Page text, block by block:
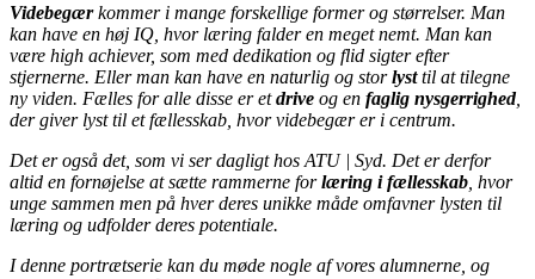
Videbegærkommer i mange forskellige former og størrelser. Man
kan have en høj IQ, hvor læring falder en meget nemt. Man kan
være high achiever, som med dedikation og flid sigter efter
stjernerne. Eller man kan have en naturlig og storlysttil at tilegne
ny viden. Fælles for alle disse er etdrive og en faglig nysgerrighed,
der giver lyst til et fællesskab, hvor videbegær er i centrum.
Det er også det, som vi ser dagligt hos ATU | Syd. Det er derfor
altid en fornøjelse at sætte rammerne forlæring i fællesskab , hvor
unge sammen men på hver deres unikke måde omfavner lysten til
læring og udfolder deres potentiale.
I denne portrætserie kan du møde nogle af vores alumnerne, og